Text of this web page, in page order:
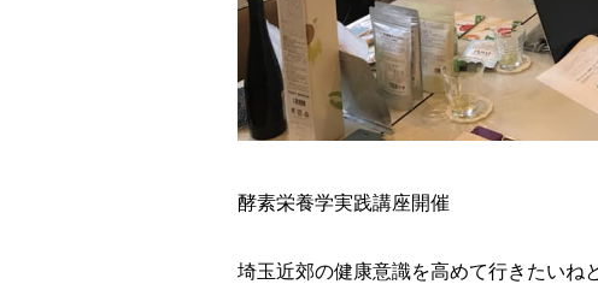
酵素栄養学実践講座開催
埼玉近郊の健康意識を高めて行きたいね